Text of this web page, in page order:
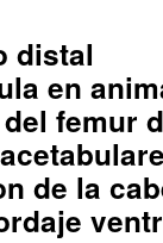
distal
en
femur
de la